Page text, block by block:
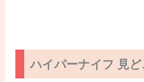
ハイパーナイフ 見